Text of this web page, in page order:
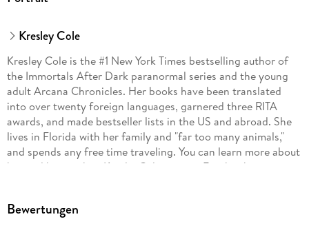
Kresley Cole
Kresley Cole is the #1 New York Times bestselling author of
the Immortals After Dark paranormal series and the young
adult Arcana Chronicles. Her books have been translated
into over twenty foreign languages, garnered three RITA
awards, and made bestseller lists in the US and abroad. She
lives in Florida with her family and "far too many animals,"
and spends any free time traveling. You can learn more about
her and her work at KresleyCole. com or Facebook.
Bewertungen